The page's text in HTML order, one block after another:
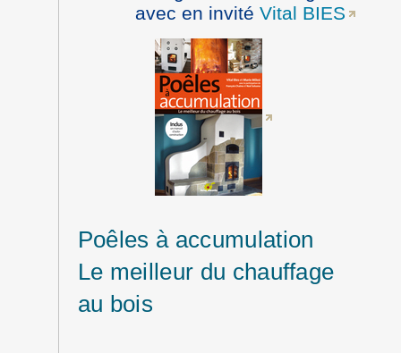
avec en invitéVital BIES
Poêles à accumulation
Le meilleur du chauffage
au bois